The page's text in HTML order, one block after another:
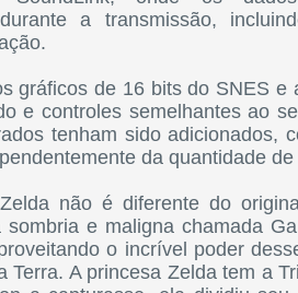
a transmissão,
gráficos de 16 bits do SNES e
e controles semelhantes ao
tenham sido adicionados,
da quantidade
não é diferente do
sombria e maligna chamada
o incrível poder
Terra. A princesa Zelda tem a